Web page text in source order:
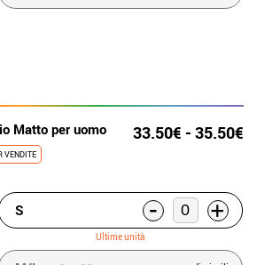
Matto per uomo 33.50€ - 35.50€
VENDITE
S - +
Ultime unità